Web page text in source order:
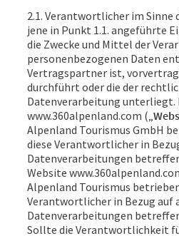
2.1. Verantwortlicher im Sinne
jene in Punkt 1.1. angeführte
die Zwecke und Mittel der
personenbezogenen Daten
Vertragspartner ist,
durchführt oder die der
Datenverarbeitung unterliegt.
www.360alpenland.com („
Alpenland Tourismus GmbH
diese Verantwortlicher in
Datenverarbeitungen
Website
Alpenland Tourismus
Verantwortlicher in Bezug auf
Datenverarbeitungen
Sollte die Verantwortlichkeit